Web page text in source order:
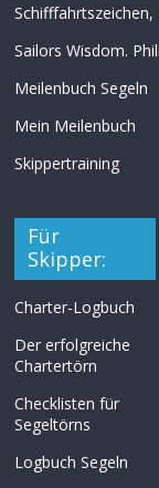
Sailors Wisdom.
Meilenbuch Segeln
Mein Meilenbuch
Skippertraining
Für
Skipper:
Charter-Logbuch
Der erfolgreiche
Chartertörn
Checklisten für
Segeltörns
Logbuch Segeln